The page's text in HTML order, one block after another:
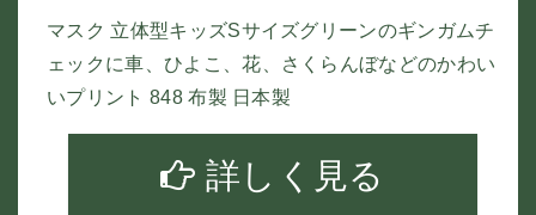
マスク 立体型キッズSサイズグリーンのギンガムチ
ェックに車、ひよこ、花、さくらんぼなどのかわい
いプリント 848 布製 日本製
詳しく見る